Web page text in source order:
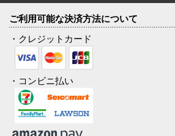
ご利用可能な決済方法について
・クレジットカード
・コンビニ払い